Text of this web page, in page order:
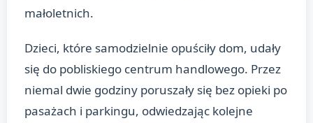
małoletnich.
Dzieci, które samodzielnie opuściły dom, udały
się do pobliskiego centrum handlowego. Przez
niemal dwie godziny poruszały się bez opieki po
pasażach i parkingu, odwiedzając kolejne